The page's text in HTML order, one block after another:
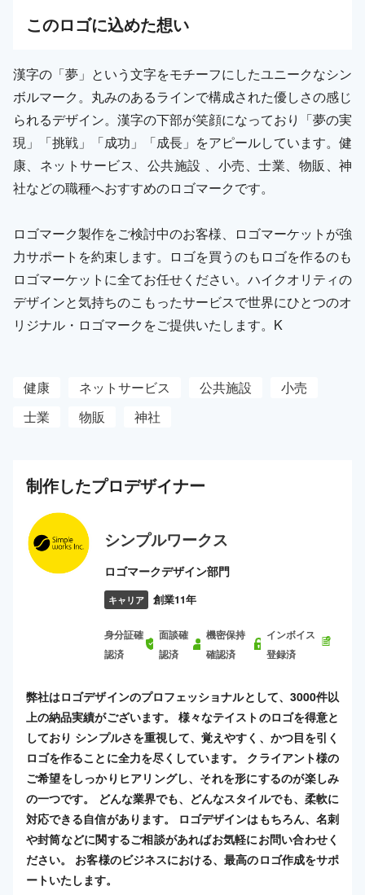
このロゴに込めた想い
漢字の「夢」という文字をモチーフにしたユニークなシン
ボルマーク。丸みのあるラインで構成された優しさの感じ
られるデザイン。漢字の下部が笑顔になっており「夢の実
現」「挑戦」「成功」「成長」をアピールしています。健
康、ネットサービス、公共施設 、小売、士業、物販、神
社などの職種へおすすめのロゴマークです。
ロゴマーク製作をご検討中のお客様、ロゴマーケットが強
力サポートを約束します。ロゴを買うのもロゴを作るのも
ロゴマーケットに全てお任せください。ハイクオリティの
デザインと気持ちのこもったサービスで世界にひとつのオ
リジナル・ロゴマークをご提供いたします。K
健康 ネットサービス 公共施設
小売
士業
物販 神社
制作したプロデザイナー
シンプルワークス
ロゴマークデザイン部門
キャリア 創業11年
身分証確
認済
面談確
認済
機密保持
確認済
インボイス
登録済
弊社はロゴデザインのプロフェッショナルとして、3000件以
上の納品実績がございます。 様々なテイストのロゴを得意と
しており シンプルさを重視して、覚えやすく、かつ目を引く
ロゴを作ることに全力を尽くしています。 クライアント様の
ご希望をしっかりヒアリングし、それを形にするのが楽しみ
の一つです。 どんな業界でも、どんなスタイルでも、柔軟に
対応できる自信があります。 ロゴデザインはもちろん、名刺
や封筒などに関するご相談があればお気軽にお問い合わせく
ださい。 お客様のビジネスにおける、最高のロゴ作成をサポ
ートいたします。